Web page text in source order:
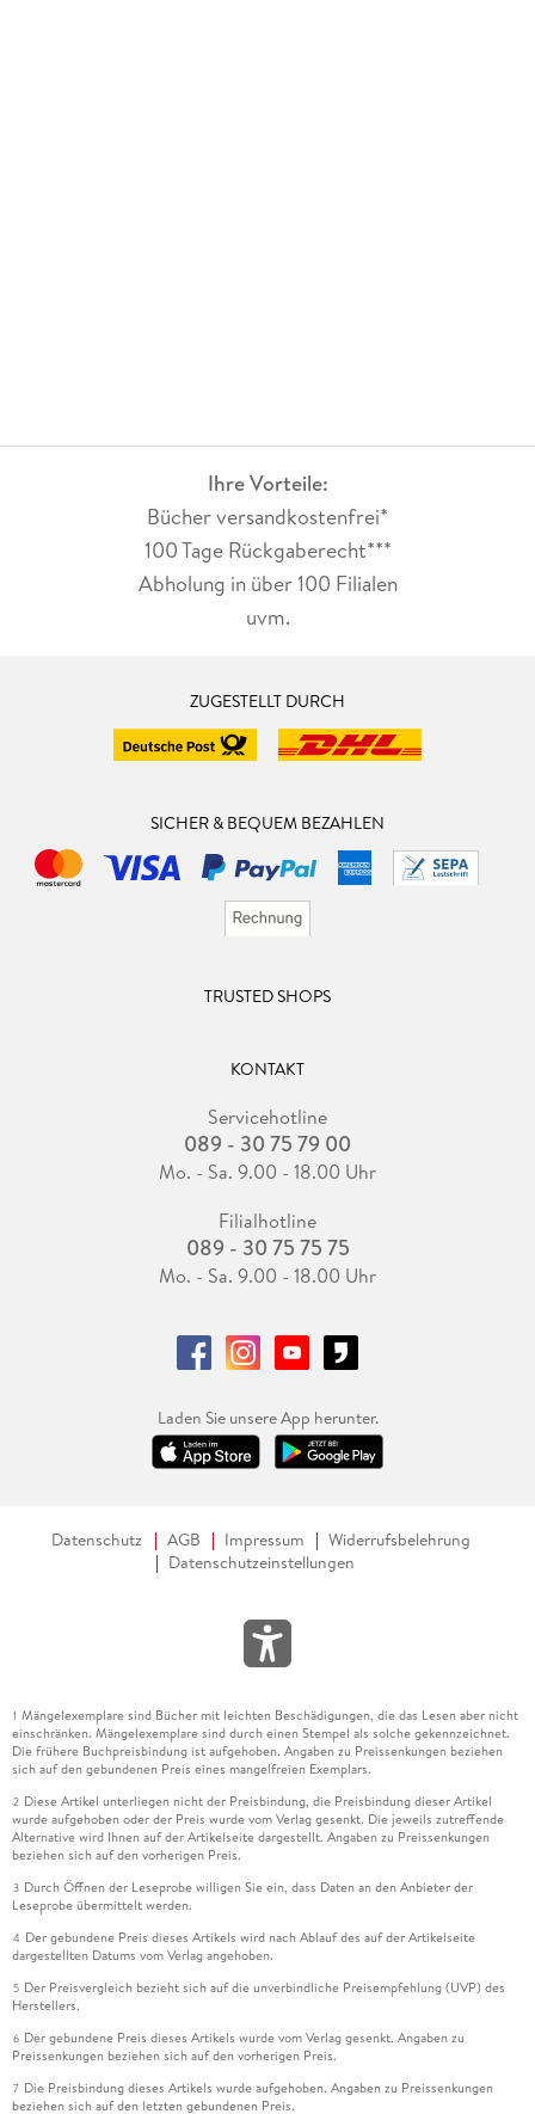
Ihre Vorteile:
Bücher versandkostenfrei*
100 Tage Rückgaberecht***
Abholung in über 100 Filialen
uvm.
ZUGESTELLT DURCH
SICHER & BEQUEM BEZAHLEN
TRUSTED SHOPS
KONTAKT
Servicehotline
089 - 30 75 79 00
Mo. - Sa. 9.00 - 18.00 Uhr
Filialhotline
089 - 30 75 75 75
Mo. - Sa. 9.00 - 18.00 Uhr
Laden Sie unsere App herunter.
Datenschutz AGB Impressum
Widerrufsbelehrung
Datenschutzeinstellungen
1 Mängelexemplare sind Bücher mit leichten Beschädigungen, die das Lesen aber nicht
einschränken. Mängelexemplare sind durch einen Stempel als solche gekennzeichnet.
Die frühere Buchpreisbindung ist aufgehoben. Angaben zu Preissenkungen beziehen
sich auf den gebundenen Preis eines mangelfreien Exemplars.
2 Diese Artikel unterliegen nicht der Preisbindung, die Preisbindung dieser Artikel
wurde aufgehoben oder der Preis wurde vom Verlag gesenkt. Die jeweils zutreffende
Alternative wird Ihnen auf der Artikelseite dargestellt. Angaben zu Preissenkungen
beziehen sich auf den vorherigen Preis.
3 Durch Öffnen der Leseprobe willigen Sie ein, dass Daten an den Anbieter der
Leseprobe übermittelt werden.
4 Der gebundene Preis dieses Artikels wird nach Ablauf des auf der Artikelseite
dargestellten Datums vom Verlag angehoben.
5 Der Preisvergleich bezieht sich auf die unverbindliche Preisempfehlung (UVP) des
Herstellers.
6 Der gebundene Preis dieses Artikels wurde vom Verlag gesenkt. Angaben zu
Preissenkungen beziehen sich auf den vorherigen Preis.
7 Die Preisbindung dieses Artikels wurde aufgehoben. Angaben zu Preissenkungen
beziehen sich auf den letzten gebundenen Preis.